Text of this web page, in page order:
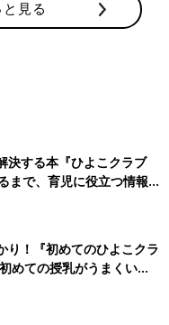
見る
決する本『ひよこクラブ
で、育児に役立つ情報が
り！『初めてのひよこクラ
めての授乳がうまくい
本と夏のトラブル 解決テ